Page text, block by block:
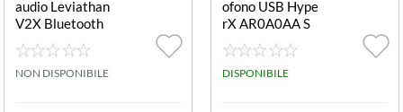
audio Leviathan
V2X Bluetooth
65 W nero
NON DISPONIBILE
ofono USB Hype
rX AR0A0AA S
OLOCAST 2 Bla
ck 2
DISPONIBILE